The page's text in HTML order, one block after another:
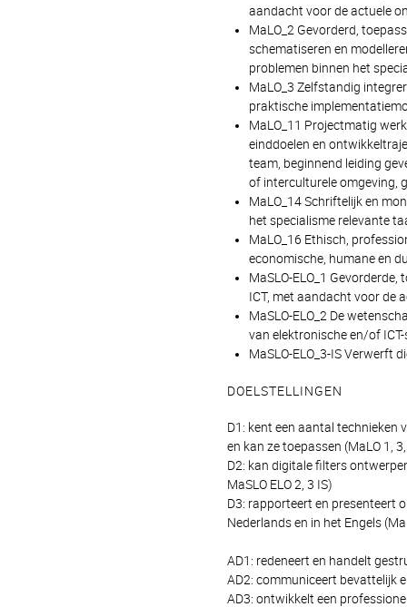
aandacht voor de actuele
MaLO_2 Gevorderd,
schematiseren en
problemen binnen het
MaLO_3 Zelfstandig
praktische
MaLO_11 Projectmatig
einddoelen en
team, beginnend leiding
of interculturele omgeving,
MaLO_14 Schriftelijk en
het specialisme relevante
MaLO_16 Ethisch,
economische, humane en
MaSLO-ELO_1
ICT, met aandacht voor de
MaSLO-ELO_2 De
van elektronische en/of
MaSLO-ELO_3-IS Verwerft
DOELSTELLINGEN
D1: kent een aantal
en kan ze toepassen (MaLO 1,
D2: kan digitale filters
MaSLO ELO 2, 3 IS)
D3: rapporteert en presenteert
Nederlands en in het Engels
AD1: redeneert en handelt
AD2: communiceert bevattelijk
AD3: ontwikkelt een